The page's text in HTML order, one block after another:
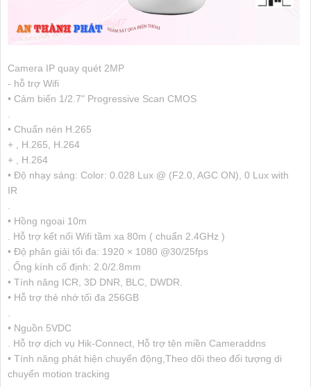
Camera IP quay quét 2MP
- hỗ trợ Wifi
• Cảm biến 1/2.7" Progressive Scan CMOS
• Chuẩn nén H.265
+ , H.265, H.264
+ , H.264
• Độ nhạy sáng: Color: 0.028 Lux @ (F2.0, AGC ON), 0 Lux with
IR
• Hồng ngoại 10m
. Hỗ trợ kết nối Wifi tầm xa 80m ( chuẩn 2.4GHz )
• Độ phân giải tối đa: 1920 × 1080 @30/25fps
. Ống kính cố định: 2.0/2.8mm
• Tính năng ICR, 3D DNR, BLC, DWDR.
• Hỗ trợ thẻ nhớ tối đa 256GB
• Nguồn 5VDC
. Hỗ trợ dịch vụ Hik-Connect, Hỗ trợ tên miền Cameraddns
• Tính năng phát hiện chuyển động,Theo dõi theo đối tượng di
chuyển motion tracking